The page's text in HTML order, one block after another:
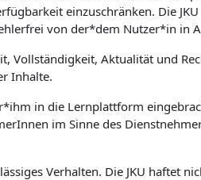
einzuschränken. Die
von der*dem Nutzer*in in
Vollständigkeit, Aktualität und
Inhalte.
in die Lernplattform
im Sinne des
Verhalten. Die JKU haftet